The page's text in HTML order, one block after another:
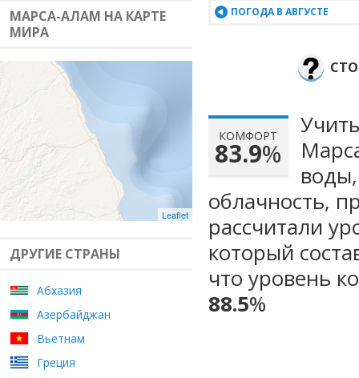
МАРСА-АЛАМ НА КАРТЕ
МИРА
Leaflet
ДРУГИЕ СТРАНЫ
Абхазия
Азербайджан
Вьетнам
Греция
ПОГОДА В АВГУСТЕ
КОМФОРТ
83.9%
облачность,
рассчитали
который
что уровень
88.5%